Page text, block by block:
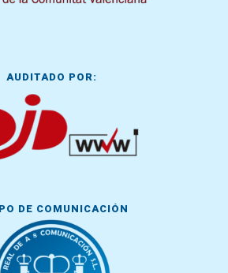
AUDITADO POR:
DE COMUNICACIÓN